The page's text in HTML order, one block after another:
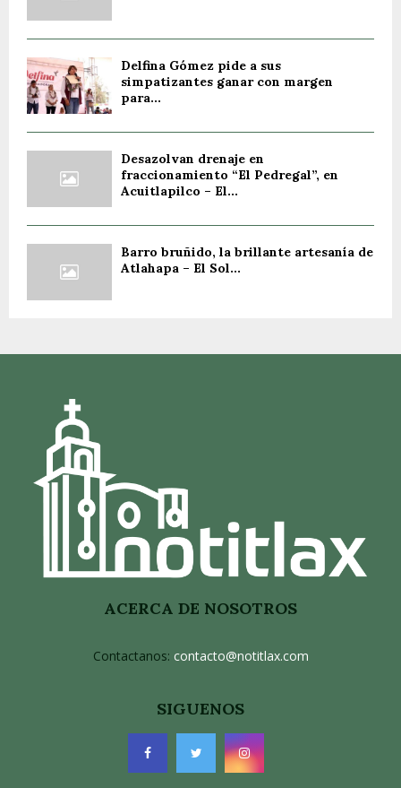
Delfina Gómez pide a sus
simpatizantes ganar con margen
para...
Desazolvan drenaje en
fraccionamiento “El Pedregal”, en
Acuitlapilco – El...
Barro bruñido, la brillante artesanía de
Atlahapa – El Sol...
ACERCA DE NOSOTROS
Contactanos: contacto@notitlax.com
SIGUENOS